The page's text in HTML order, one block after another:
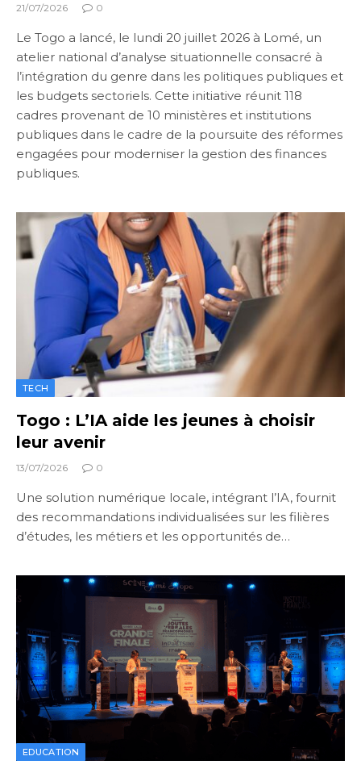
21/07/2026 0
Le Togo a lancé, le lundi 20 juillet 2026 à Lomé, un
atelier national d’analyse situationnelle consacré à
l’intégration du genre dans les politiques publiques et
les budgets sectoriels. Cette initiative réunit 118
cadres provenant de 10 ministères et institutions
publiques dans le cadre de la poursuite des réformes
engagées pour moderniser la gestion des finances
publiques.
TECH
Togo : L’IA aide les jeunes à choisir
leur avenir
13/07/2026 0
Une solution numérique locale, intégrant l’IA, fournit
des recommandations individualisées sur les filières
d’études, les métiers et les opportunités de…
EDUCATION